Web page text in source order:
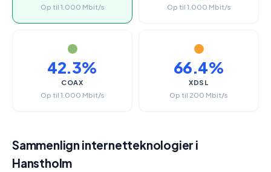
Op til 1.000 Mbit/s
Op til 1.000 Mbit/s
42.3%
COAX
Op til 1.000 Mbit/s
66.4%
XDSL
Op til 200 Mbit/s
Sammenlign internetteknologier i
Hanstholm